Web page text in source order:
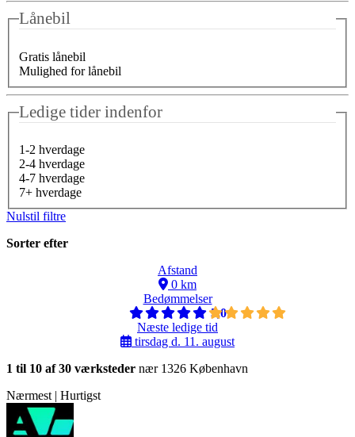
Lånebil
Gratis lånebil
Mulighed for lånebil
Ledige tider indenfor
1-2 hverdage
2-4 hverdage
4-7 hverdage
7+ hverdage
Nulstil filtre
Sorter efter
Afstand
0 km
Bedømmelser
5,0
Næste ledige tid
tirsdag d. 11. august
1 til 10 af 30 værksteder nær 1326 København
Nærmest | Hurtigst